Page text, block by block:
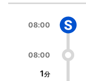
08:00
08:00
1